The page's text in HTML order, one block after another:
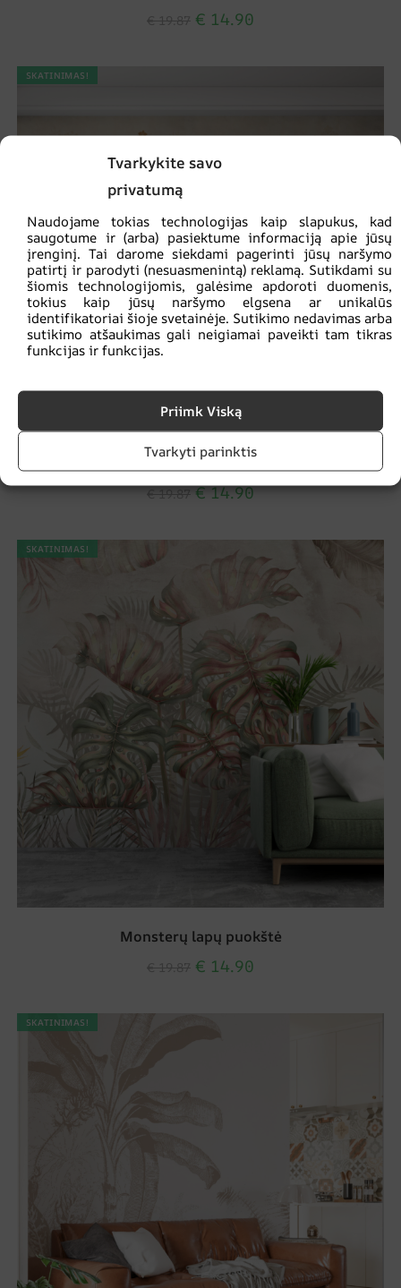
Tvarkykite savo
privatumą
Naudojame tokias technologijas kaip slapukus, kad
saugotume ir (arba) pasiektume informaciją apie jūsų
įrenginį. Tai darome siekdami pagerinti jūsų naršymo
patirtį ir parodyti (nesuasmenintą) reklamą. Sutikdami su
šiomis technologijomis, galėsime apdoroti duomenis,
tokius kaip jūsų naršymo elgsena ar unikalūs
identifikatoriai šioje svetainėje. Sutikimo nedavimas arba
sutikimo atšaukimas gali neigiamai paveikti tam tikras
funkcijas ir funkcijas.
Priimk Viską
Tvarkyti parinktis
€ 14.90
SKATINIMAS!
Freska Ruda pieva
€19.87 €14.90
SKATINIMAS!
Monsterų lapų puokštė
€ 14.90
SKATINIMAS!